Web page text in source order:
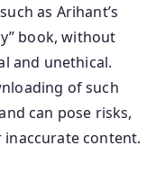
as Arihant’s
book, without
and unethical.
of such
can pose risks,
content.